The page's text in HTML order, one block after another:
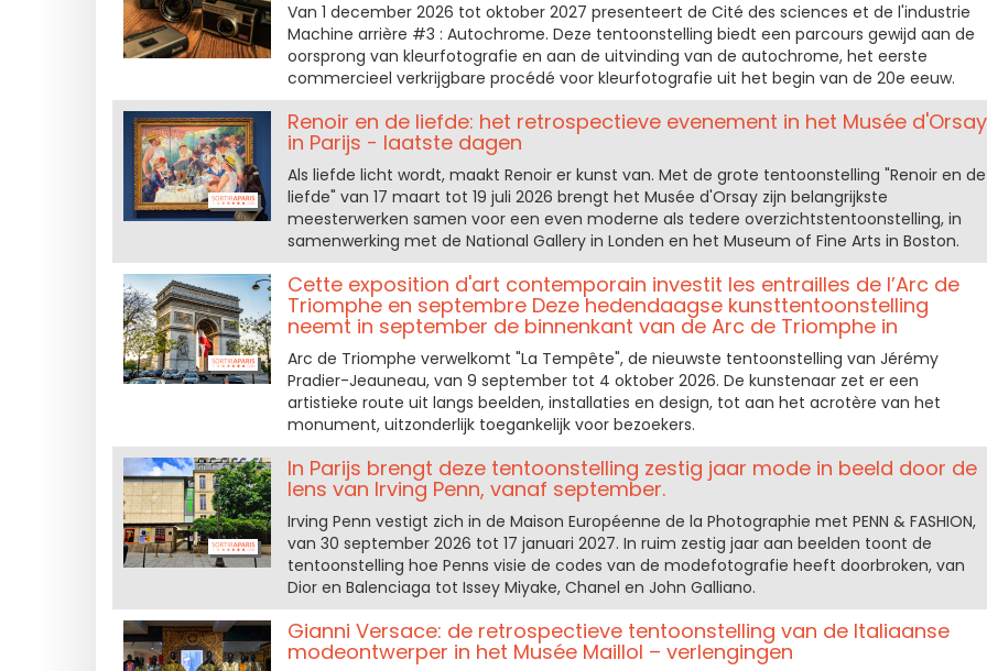
Van 1 december 2026 tot oktober 2027 presenteert de Cité des sciences et de l'industrie
Machine arrière #3 : Autochrome. Deze tentoonstelling biedt een parcours gewijd aan de
oorsprong van kleurfotografie en aan de uitvinding van de autochrome, het eerste
commercieel verkrijgbare procédé voor kleurfotografie uit het begin van de 20e eeuw.
Renoir en de liefde: het retrospectieve evenement in het Musée d'Orsay
in Parijs - laatste dagen
Als liefde licht wordt, maakt Renoir er kunst van. Met de grote tentoonstelling "Renoir en de
liefde" van 17 maart tot 19 juli 2026 brengt het Musée d'Orsay zijn belangrijkste
meesterwerken samen voor een even moderne als tedere overzichtstentoonstelling, in
samenwerking met de National Gallery in Londen en het Museum of Fine Arts in Boston.
Cette exposition d'art contemporain investit les entrailles de l’Arc de
Triomphe en septembre Deze hedendaagse kunsttentoonstelling
neemt in september de binnenkant van de Arc de Triomphe in
Arc de Triomphe verwelkomt "La Tempête", de nieuwste tentoonstelling van Jérémy
Pradier-Jeauneau, van 9 september tot 4 oktober 2026. De kunstenaar zet er een
artistieke route uit langs beelden, installaties en design, tot aan het acrotère van het
monument, uitzonderlijk toegankelijk voor bezoekers.
In Parijs brengt deze tentoonstelling zestig jaar mode in beeld door de
lens van Irving Penn, vanaf september.
Irving Penn vestigt zich in de Maison Européenne de la Photographie met PENN & FASHION,
van 30 september 2026 tot 17 januari 2027. In ruim zestig jaar aan beelden toont de
tentoonstelling hoe Penns visie de codes van de modefotografie heeft doorbroken, van
Dior en Balenciaga tot Issey Miyake, Chanel en John Galliano.
Gianni Versace: de retrospectieve tentoonstelling van de Italiaanse
modeontwerper in het Musée Maillol – verlengingen